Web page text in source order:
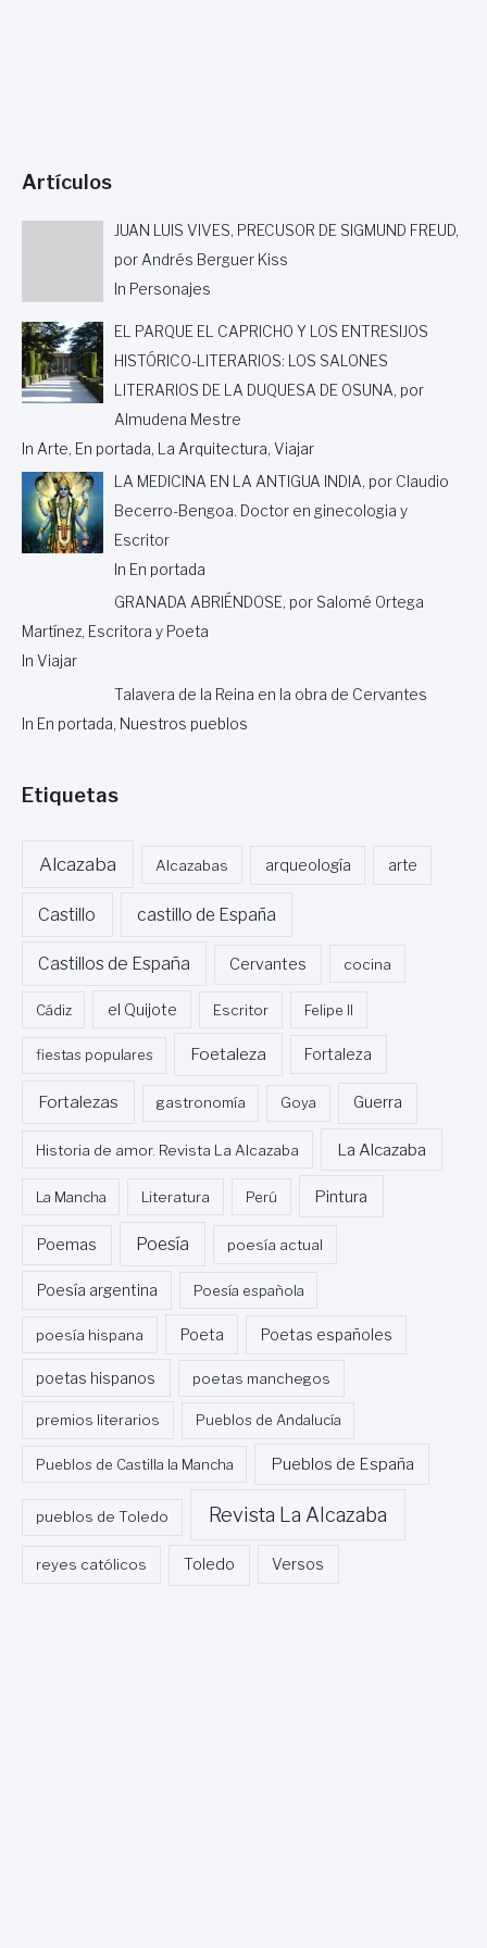
Artículos
JUAN LUIS VIVES, PRECUSOR DE SIGMUND FREUD,
por Andrés Berguer Kiss
In Personajes
EL PARQUE EL CAPRICHO Y LOS ENTRESIJOS
HISTÓRICO-LITERARIOS: LOS SALONES
LITERARIOS DE LA DUQUESA DE OSUNA, por
Almudena Mestre
In Arte, En portada, La Arquitectura, Viajar
LA MEDICINA EN LA ANTIGUA INDIA, por Claudio
Becerro-Bengoa. Doctor en ginecologia y
Escritor
In En portada
GRANADA ABRIÉNDOSE, por Salomé Ortega
Martínez, Escritora y Poeta
In Viajar
Talavera de la Reina en la obra de Cervantes
In En portada, Nuestros pueblos
Etiquetas
Alcazaba Alcazabas arqueología arte
Castillo castillo de España
Castillos de España Cervantes cocina
Cádiz el Quijote Escritor Felipe II
fiestas populares Foetaleza Fortaleza
Fortalezas gastronomía Goya Guerra
Historia de amor. Revista La Alcazaba La Alcazaba
La Mancha Literatura Perú Pintura
Poemas Poesía poesía actual
Poesía argentina Poesía española
poesía hispana Poeta Poetas españoles
poetas hispanos poetas manchegos
premios literarios Pueblos de Andalucía
Pueblos de Castilla la Mancha Pueblos de España
pueblos de Toledo Revista La Alcazaba
reyes católicos Toledo Versos